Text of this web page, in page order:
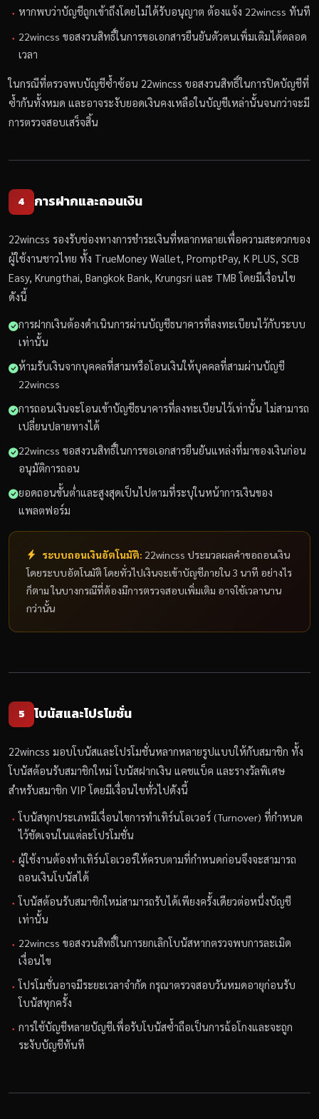
หากพบว่าบัญชีถูกเข้าถึงโดยไม่ได้รับอนุญาต ต้องแจ้ง 22wincss ทันที
22wincss ขอสงวนสิทธิ์ในการขอเอกสารยืนยันตัวตนเพิ่มเติมได้ตลอด
เวลา
ในกรณีที่ตรวจพบบัญชีซ้ำซ้อน 22wincss ขอสงวนสิทธิ์ในการปิดบัญชีที่
ซ้ำกันทั้งหมด และอาจระงับยอดเงินคงเหลือในบัญชีเหล่านั้นจนกว่าจะมี
การตรวจสอบเสร็จสิ้น
4 การฝากและถอนเงิน
22wincss รองรับช่องทางการชำระเงินที่หลากหลายเพื่อความสะดวกของ
ผู้ใช้งานชาวไทย ทั้ง TrueMoney Wallet, PromptPay, K PLUS, SCB
Easy, Krungthai, Bangkok Bank, Krungsri และ TMB โดยมีเงื่อนไข
ดังนี้
การฝากเงินต้องดำเนินการผ่านบัญชีธนาคารที่ลงทะเบียนไว้กับระบบ
เท่านั้น
ห้ามรับเงินจากบุคคลที่สามหรือโอนเงินให้บุคคลที่สามผ่านบัญชี
22wincss
การถอนเงินจะโอนเข้าบัญชีธนาคารที่ลงทะเบียนไว้เท่านั้น ไม่สามารถ
เปลี่ยนปลายทางได้
22wincss ขอสงวนสิทธิ์ในการขอเอกสารยืนยันแหล่งที่มาของเงินก่อน
อนุมัติการถอน
ยอดถอนขั้นต่ำและสูงสุดเป็นไปตามที่ระบุในหน้าการเงินของ
แพลตฟอร์ม
ระบบถอนเงินอัตโนมัติ: 22wincss ประมวลผลคำขอถอนเงิน
โดยระบบอัตโนมัติ โดยทั่วไปเงินจะเข้าบัญชีภายใน 3 นาที อย่างไร
ก็ตาม ในบางกรณีที่ต้องมีการตรวจสอบเพิ่มเติม อาจใช้เวลานาน
กว่านั้น
5 โบนัสและโปรโมชั่น
22wincss มอบโบนัสและโปรโมชั่นหลากหลายรูปแบบให้กับสมาชิก ทั้ง
โบนัสต้อนรับสมาชิกใหม่ โบนัสฝากเงิน แคชแบ็ค และรางวัลพิเศษ
สำหรับสมาชิก VIP โดยมีเงื่อนไขทั่วไปดังนี้
โบนัสทุกประเภทมีเงื่อนไขการทำเทิร์นโอเวอร์ (Turnover) ที่กำหนด
ไว้ชัดเจนในแต่ละโปรโมชั่น
ผู้ใช้งานต้องทำเทิร์นโอเวอร์ให้ครบตามที่กำหนดก่อนจึงจะสามารถ
ถอนเงินโบนัสได้
โบนัสต้อนรับสมาชิกใหม่สามารถรับได้เพียงครั้งเดียวต่อหนึ่งบัญชี
เท่านั้น
22wincss ขอสงวนสิทธิ์ในการยกเลิกโบนัสหากตรวจพบการละเมิด
เงื่อนไข
โปรโมชั่นอาจมีระยะเวลาจำกัด กรุณาตรวจสอบวันหมดอายุก่อนรับ
โบนัสทุกครั้ง
การใช้บัญชีหลายบัญชีเพื่อรับโบนัสซ้ำถือเป็นการฉ้อโกงและจะถูก
ระงับบัญชีทันที